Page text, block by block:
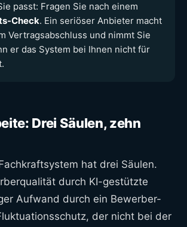
passt: Fragen Sie nach einem
Check. Ein seriöser Anbieter macht
Vertragsabschluss und nimmt Sie
er das System bei Ihnen nicht für
Drei Säulen, zehn
hat drei Säulen.
durch KI-gestützte
Aufwand durch ein Bewerber-
der nicht bei der